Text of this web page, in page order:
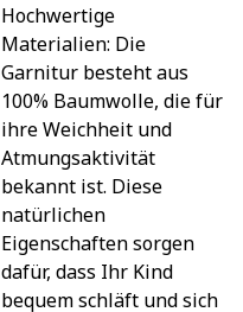
Hochwertige
Materialien: Die
Garnitur besteht aus
100% Baumwolle, die für
ihre Weichheit und
Atmungsaktivität
bekannt ist. Diese
natürlichen
Eigenschaften sorgen
dafür, dass Ihr Kind
bequem schläft und sich